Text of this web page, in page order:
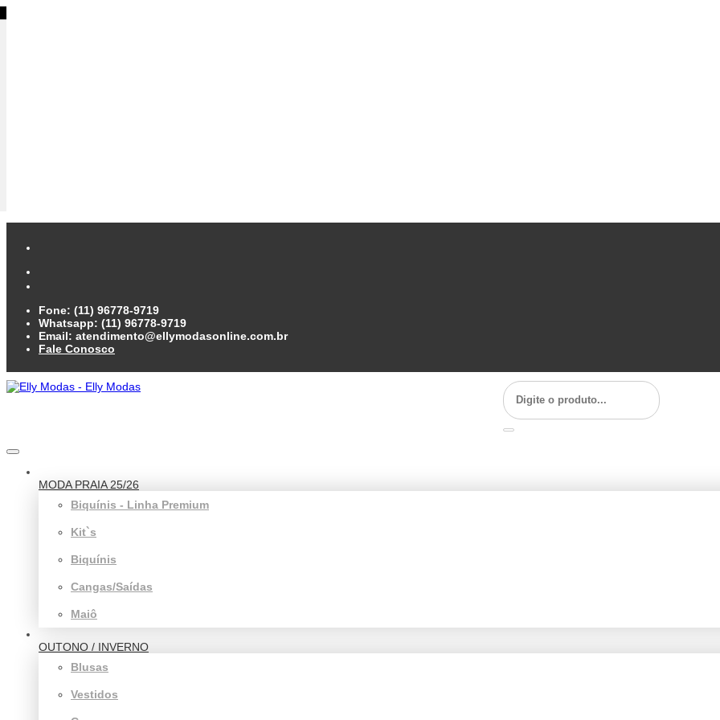
Fone: (11) 96778-9719
Whatsapp: (11) 96778-9719
Email: atendimento@ellymodasonline.com.br
Fale Conosco
MODA PRAIA 25/26
Biquínis - Linha Premium
Kit`s
Biquínis
Cangas/Saídas
Maiô
OUTONO / INVERNO
Blusas
Vestidos